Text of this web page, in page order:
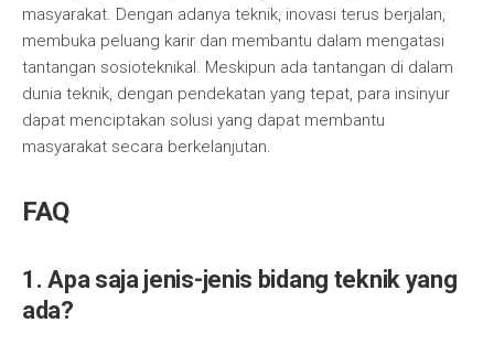
masyarakat. Dengan adanya teknik, inovasi terus berjalan,
membuka peluang karir dan membantu dalam mengatasi
tantangan sosioteknikal. Meskipun ada tantangan di dalam
dunia teknik, dengan pendekatan yang tepat, para insinyur
dapat menciptakan solusi yang dapat membantu
masyarakat secara berkelanjutan.
FAQ
1. Apa saja jenis-jenis bidang teknik yang
ada?